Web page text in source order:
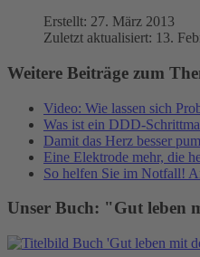
Erstellt: 27. März 2013
Zuletzt aktualisiert: 13.
Weitere Beiträge zum
Video: Wie lassen sich
Was ist ein DDD-
Damit das Herz besser
Eine Elektrode mehr, die
So helfen Sie im Notfall!
Unser Buch: "Gut leben